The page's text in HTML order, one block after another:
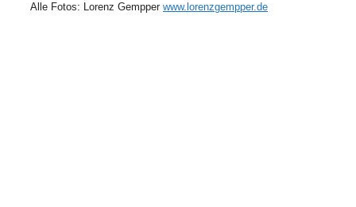
Alle Fotos: Lorenz Gempper www.lorenzgempper.de